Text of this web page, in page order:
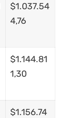
$1.037.54
4,76
$1.144.81
1,30
$1.156.74